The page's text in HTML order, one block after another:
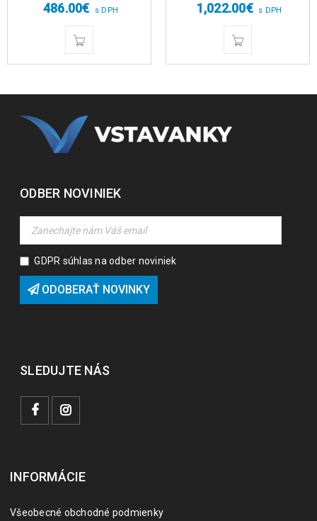
486.00€ s DPH 1,022.00€ s DPH
ODBER NOVINIEK
GDPR súhlas na odber noviniek
ODOBERAŤ NOVINKY
SLEDUJTE NÁS
INFORMÁCIE
Všeobecné obchodné podmienky